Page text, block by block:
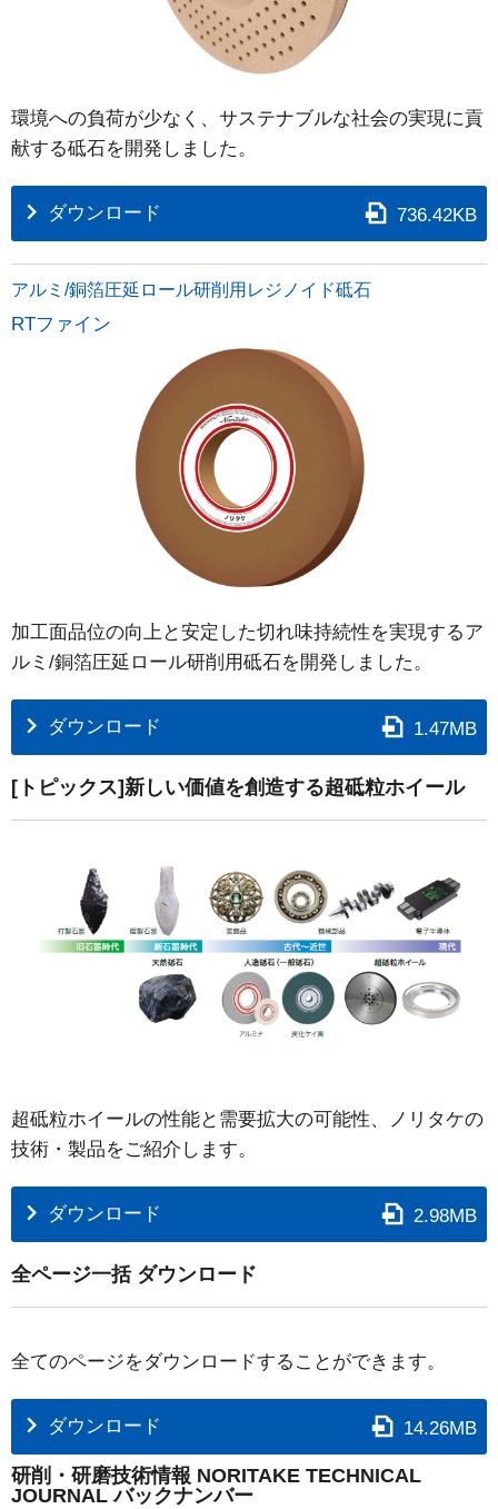
環境への負荷が少なく、サステナブルな社会の実現に貢
献する砥石を開発しました。
ダウンロード 736.42KB
アルミ/銅箔圧延ロール研削用レジノイド砥石
RTファイン
加工面品位の向上と安定した切れ味持続性を実現するア
ルミ/銅箔圧延ロール研削用砥石を開発しました。
ダウンロード 1.47MB
[トピックス]新しい価値を創造する超砥粒ホイール
超砥粒ホイールの性能と需要拡大の可能性、ノリタケの
技術・製品をご紹介します。
ダウンロード 2.98MB
全ページ一括 ダウンロード
全てのページをダウンロードすることができます。
ダウンロード 14.26MB
研削・研磨技術情報 NORITAKE TECHNICAL
JOURNAL バックナンバー